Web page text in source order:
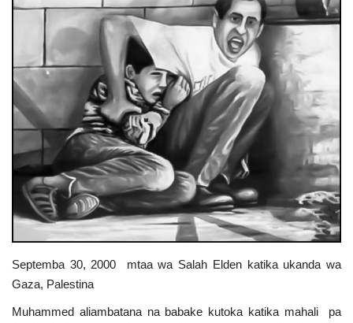
Urithi wa Nasser
Habari
Harakati ya Nasser kwa Vijana
Kanuni na Masharti ya Udhamini wa
Nasser
Udhamini wa Nasser
Nyaraka na Marejeleo
Waanzilishi
Raia wa ulimwengu mzima
Septemba 30, 2000 mtaa wa Salah Elden katika ukanda wa
Gaza, Palestina
Muhammed aliambatana na babake kutoka katika mahali pa